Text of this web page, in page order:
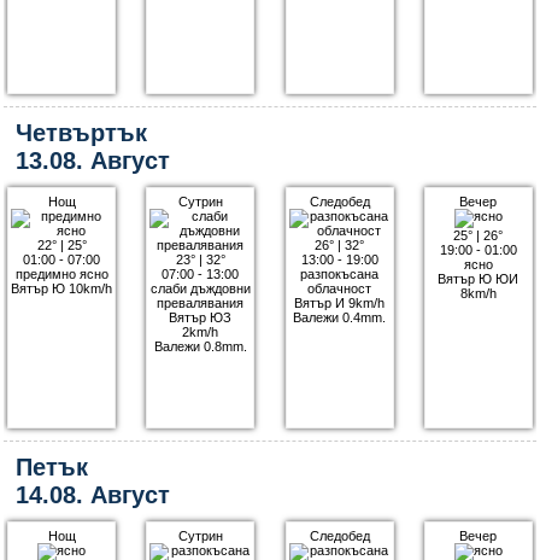
Четвъртък
13.08. Август
Нощ
22°| 25°
01:00 - 07:00
предимно ясно
Вятър Ю 10km/h
Сутрин
23°| 32°
07:00 - 13:00
слаби дъждовни
превалявания
Вятър ЮЗ
2km/h
Валежи 0.8mm.
Следобед
26° |32°
13:00 - 19:00
разпокъсана
облачност
Вятър И 9km/h
Валежи 0.4mm.
Вечер
25° |26°
19:00 - 01:00
ясно
Вятър Ю ЮИ
8km/h
Петък
14.08. Август
Нощ Сутрин Следобед Вечер